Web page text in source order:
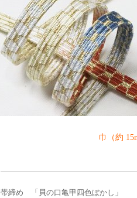
巾（約
帯締め 「貝の口亀甲四色ぼかし」